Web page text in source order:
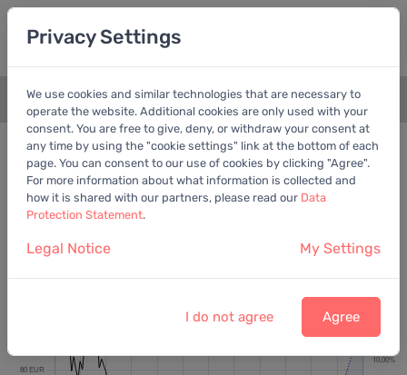
+
Bewertungschart Dividende
Empfohlen: Ber. Gewinn
Bertrandt AG 8,68 EUR vom6.8.2026
Privacy Settings
We use cookies and similar technologies that are necessary to
operate the website. Additional cookies are only used with your
consent. You are free to give, deny, or withdraw your consent at
any time by using the "cookie settings" link at the bottom of each
page. You can consent to our use of cookies by clicking "Agree".
For more information about what information is collected and
how it is shared with our partners, please read our Data
Protection Statement.
Legal Notice My Settings
I do not agree Agree